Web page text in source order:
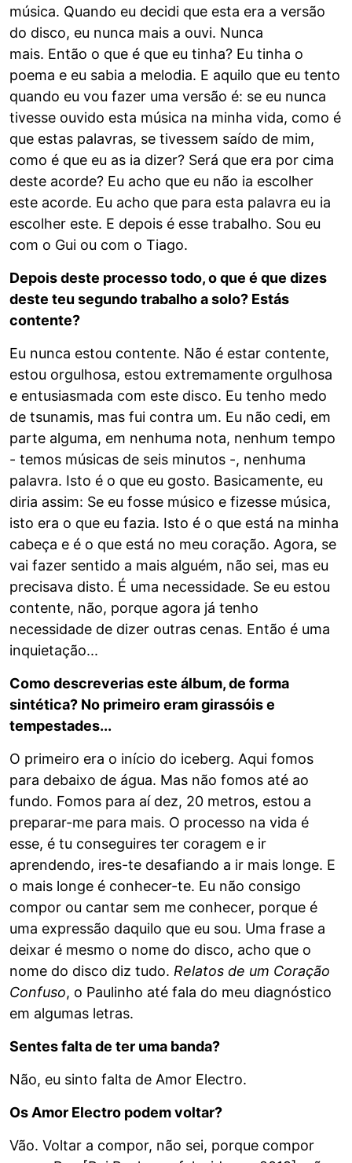
música. Quando eu decidi que esta era a versão
do disco, eu nunca mais a ouvi. Nunca
mais. Então o que é que eu tinha? Eu tinha o
poema e eu sabia a melodia. E aquilo que eu tento
quando eu vou fazer uma versão é: se eu nunca
tivesse ouvido esta música na minha vida, como é
que estas palavras, se tivessem saído de mim,
como é que eu as ia dizer? Será que era por cima
deste acorde? Eu acho que eu não ia escolher
este acorde. Eu acho que para esta palavra eu ia
escolher este. E depois é esse trabalho. Sou eu
com o Gui ou com o Tiago.
Depois deste processo todo, o que é que dizes
deste teu segundo trabalho a solo? Estás
contente?
Eu nunca estou contente. Não é estar contente,
estou orgulhosa, estou extremamente orgulhosa
e entusiasmada com este disco. Eu tenho medo
de tsunamis, mas fui contra um. Eu não cedi, em
parte alguma, em nenhuma nota, nenhum tempo
- temos músicas de seis minutos -, nenhuma
palavra. Isto é o que eu gosto. Basicamente, eu
diria assim: Se eu fosse músico e fizesse música,
isto era o que eu fazia. Isto é o que está na minha
cabeça e é o que está no meu coração. Agora, se
vai fazer sentido a mais alguém, não sei, mas eu
precisava disto. É uma necessidade. Se eu estou
contente, não, porque agora já tenho
necessidade de dizer outras cenas. Então é uma
inquietação...
Como descreverias este álbum, de forma
sintética? No primeiro eram girassóis e
tempestades...
O primeiro era o início do iceberg. Aqui fomos
para debaixo de água. Mas não fomos até ao
fundo. Fomos para aí dez, 20 metros, estou a
preparar-me para mais. O processo na vida é
esse, é tu conseguires ter coragem e ir
aprendendo, ires-te desafiando a ir mais longe. E
o mais longe é conhecer-te. Eu não consigo
compor ou cantar sem me conhecer, porque é
uma expressão daquilo que eu sou. Uma frase a
deixar é mesmo o nome do disco, acho que o
nome do disco diz tudo. Relatos de um Coração
Confuso, o Paulinho até fala do meu diagnóstico
em algumas letras.
Sentes falta de ter uma banda?
Não, eu sinto falta de Amor Electro.
Os Amor Electro podem voltar?
Vão. Voltar a compor, não sei, porque compor